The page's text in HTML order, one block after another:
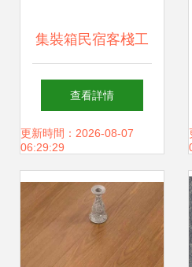
集裝箱民宿客棧工
地活動房專用石塑
地板 價格、型號規
格全解析
查看詳情
更新時間：2026-08-07
06:29:29